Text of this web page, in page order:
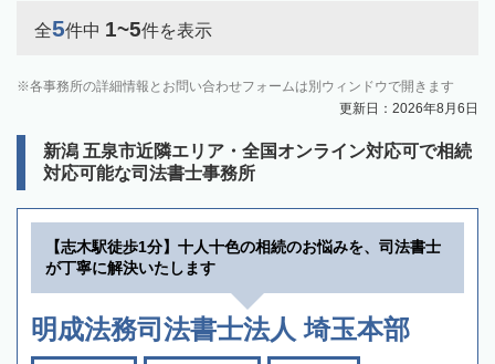
全5件中 1~5件を表示
各事務所の詳細情報とお問い合わせフォームは別ウィンドウで開きます
更新日：2026年8月6日
新潟 五泉市近隣エリア・全国オンライン対応可で相続
対応可能な司法書士事務所
【志木駅徒歩1分】十人十色の相続のお悩みを、司法書士
が丁寧に解決いたします
明成法務司法書士法人 埼玉本部